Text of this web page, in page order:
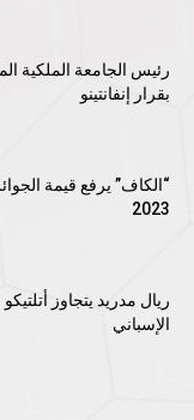
رئيس الجامعة الملكية
بقرار إنفانتينو
“الكاف” يرفع قيمة
2023
ريال مدريد يتجاوز
الإسباني